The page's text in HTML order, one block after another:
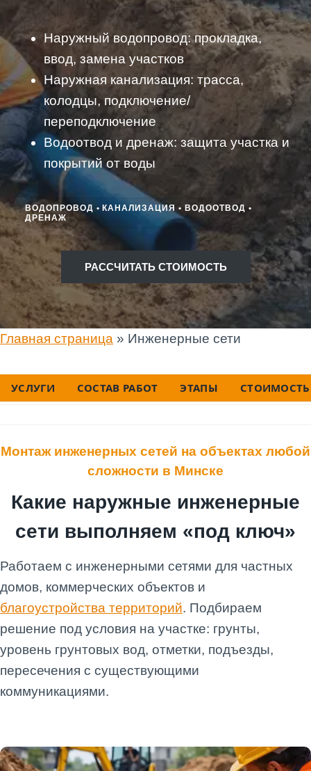
Наружный водопровод: прокладка,
ввод, замена участков
Наружная канализация: трасса,
колодцы, подключение/
переподключение
Водоотвод и дренаж: защита участка и
покрытий от воды
ВОДОПРОВОД • КАНАЛИЗАЦИЯ • ВОДООТВОД •
ДРЕНАЖ
РАССЧИТАТЬ СТОИМОСТЬ
Главная страница » Инженерные сети
УСЛУГИ СОСТАВ РАБОТ ЭТАПЫ СТОИМОСТЬ
Монтаж инженерных сетей на объектах любой
сложности в Минске
Какие наружные инженерные
сети выполняем «под ключ»
Работаем с инженерными сетями для частных
домов, коммерческих объектов и
благоустройства территорий. Подбираем
решение под условия на участке: грунты,
уровень грунтовых вод, отметки, подъезды,
пересечения с существующими
коммуникациями.